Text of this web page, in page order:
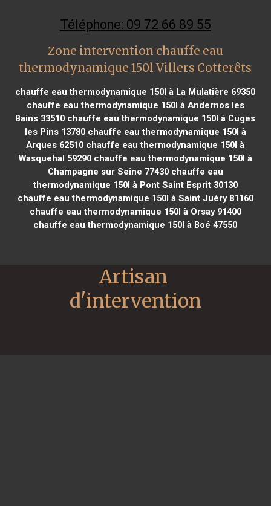
Téléphone: 09 72 66 89 55
Zone intervention chauffe eau
thermodynamique 150l Villers Cotterêts
chauffe eau thermodynamique 150l à La Mulatière 69350
chauffe eau thermodynamique 150l à Andernos les
Bains 33510 chauffe eau thermodynamique 150l à Cuges
les Pins 13780chauffe eau thermodynamique 150l à
Arques 62510 chauffe eau thermodynamique 150l à
Wasquehal 59290chauffe eau thermodynamique 150l à
Champagne sur Seine 77430chauffe eau
thermodynamique 150l à Pont Saint Esprit 30130
chauffe eau thermodynamique 150l à Saint Juéry 81160
chauffe eau thermodynamique 150l à Orsay 91400
chauffe eau thermodynamique 150l à Boé 47550
Artisan
d'intervention